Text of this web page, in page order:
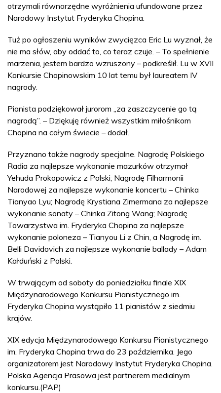
otrzymali równorzędne wyróżnienia ufundowane przez
Narodowy Instytut Fryderyka Chopina.
Tuż po ogłoszeniu wyników zwycięzca Eric Lu wyznał, że
nie ma słów, aby oddać to, co teraz czuje. – To spełnienie
marzenia, jestem bardzo wzruszony – podkreślił. Lu w XVII
Konkursie Chopinowskim 10 lat temu był laureatem IV
nagrody.
Pianista podziękował jurorom „za zaszczycenie go tą
nagrodą”. – Dziękuję również wszystkim miłośnikom
Chopina na całym świecie – dodał.
Przyznano także nagrody specjalne. Nagrodę Polskiego
Radia za najlepsze wykonanie mazurków otrzymał
Yehuda Prokopowicz z Polski; Nagrodę Filharmonii
Narodowej za najlepsze wykonanie koncertu – Chinka
Tianyao Lyu; Nagrodę Krystiana Zimermana za najlepsze
wykonanie sonaty – Chinka Zitong Wang; Nagrodę
Towarzystwa im. Fryderyka Chopina za najlepsze
wykonanie poloneza – Tianyou Li z Chin, a Nagrodę im.
Belli Davidovich za najlepsze wykonanie ballady – Adam
Kałduński z Polski.
W trwającym od soboty do poniedziałku finale XIX
Międzynarodowego Konkursu Pianistycznego im.
Fryderyka Chopina wystąpiło 11 pianistów z siedmiu
krajów.
XIX edycja Międzynarodowego Konkursu Pianistycznego
im. Fryderyka Chopina trwa do 23 października. Jego
organizatorem jest Narodowy Instytut Fryderyka Chopina.
Polska Agencja Prasowa jest partnerem medialnym
konkursu.(PAP)